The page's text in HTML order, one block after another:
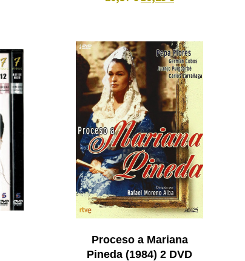
Proceso a Mariana
Pineda (1984) 2 DVD